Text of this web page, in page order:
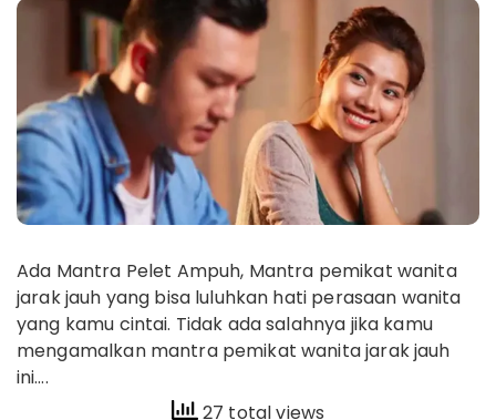
Ada Mantra Pelet Ampuh, Mantra pemikat wanita
jarak jauh yang bisa luluhkan hati perasaan wanita
yang kamu cintai. Tidak ada salahnya jika kamu
mengamalkan mantra pemikat wanita jarak jauh
ini….
27 total views